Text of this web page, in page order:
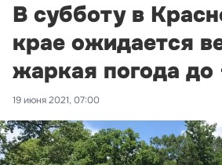
В субботу в
крае ожидается
жаркая погода до
19 июня 2021, 07:00